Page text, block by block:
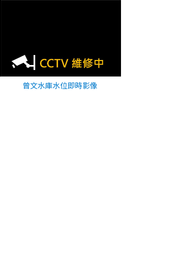
曾文水庫水位即時影像